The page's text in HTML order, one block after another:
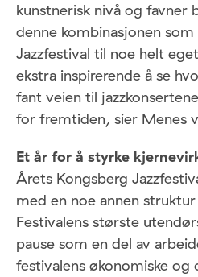
kunstnerisk nivå og
denne kombinasjonen
Jazzfestival til noe helt
ekstra inspirerende å se
fant veien til
for fremtiden, sier Menes
Et år for å styrke
Årets Kongsberg
med en noe annen
Festivalens største
pause som en del av
festivalens økonomiske og